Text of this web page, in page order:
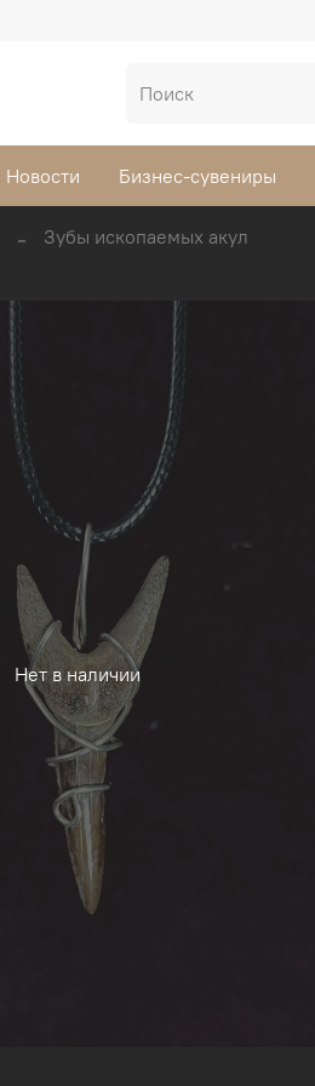
Новости Бизнес-сувениры
Зубы ископаемых акул
Нет в наличии